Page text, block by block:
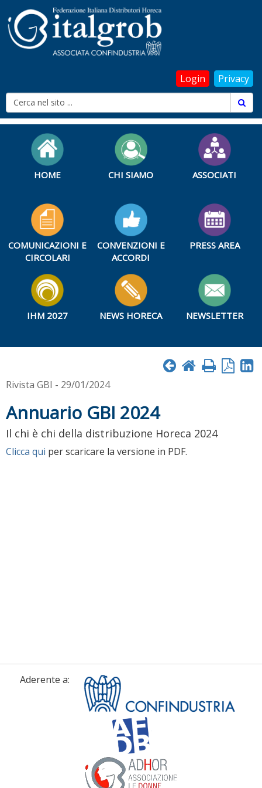
Login Privacy
HOME CHI SIAMO ASSOCIATI
COMUNICAZIONI E
CIRCOLARI
CONVENZIONI E
ACCORDI
PRESS AREA
IHM 2027 NEWS HORECA NEWSLETTER
Rivista GBI - 29/01/2024
Annuario GBI 2024
Il chi è chi della distribuzione Horeca 2024
Clicca qui per scaricare la versione in PDF.
Aderente a: